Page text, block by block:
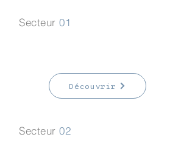
Secteur 01
Découvrir
Secteur 02